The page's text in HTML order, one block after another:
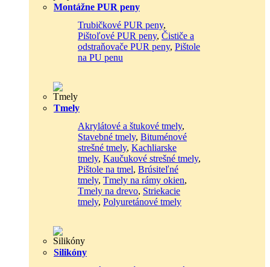
Montážne PUR peny
Trubičkové PUR peny,
Pištoľové PUR peny, Čističe a
odstraňovače PUR peny, Pištole
na PU penu
Tmely
Akrylátové a štukové tmely,
Stavebné tmely, Bituménové
strešné tmely, Kachliarske
tmely, Kaučukové strešné tmely,
Pištole na tmel, Brúsiteľné
tmely, Tmely na rámy okien,
Tmely na drevo, Striekacie
tmely, Polyuretánové tmely
Silikóny